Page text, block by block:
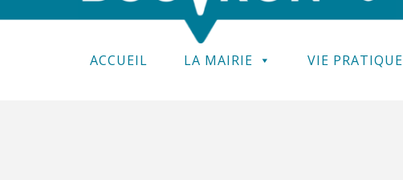
ACCUEIL LA MAIRIE VIE PRATIQUE